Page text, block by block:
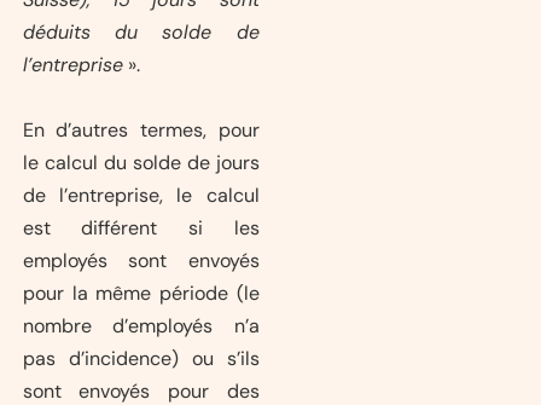
déduits du solde de
l’entreprise».
En d’autres termes, pour
le calcul du solde de jours
de l’entreprise, le calcul
est différent si les
employés sont envoyés
pour la même période (le
nombre d’employés n’a
pas d’incidence) ou s’ils
sont envoyés pour des